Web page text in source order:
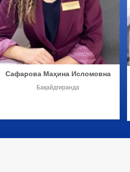
Сафарова Маҳина Исломовна
Бақайдгиранда